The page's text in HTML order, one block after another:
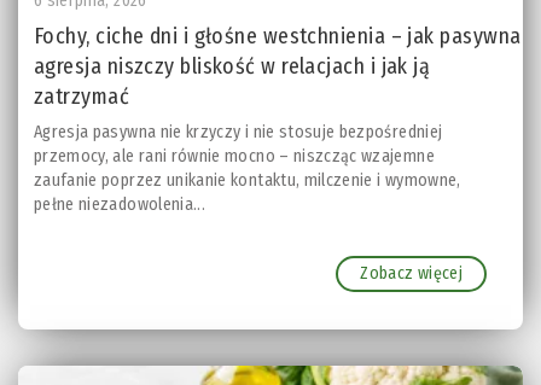
Fochy, ciche dni i głośne westchnienia – jak pasywna
agresja niszczy bliskość w relacjach i jak ją
zatrzymać
Agresja pasywna nie krzyczy i nie stosuje bezpośredniej
przemocy, ale rani równie mocno – niszcząc wzajemne
zaufanie poprzez unikanie kontaktu, milczenie i wymowne,
pełne niezadowolenia...
Zobacz więcej